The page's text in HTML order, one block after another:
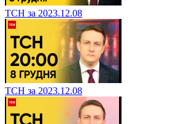
ТСН за 2023.12.08
ТСН за 2023.12.08